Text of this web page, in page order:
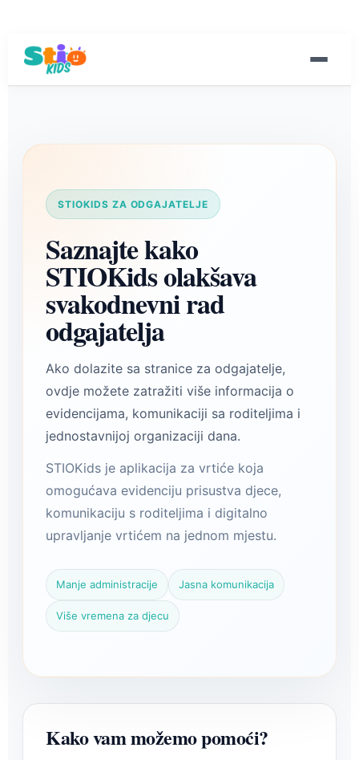
STIOKIDS ZA ODGAJATELJE
Saznajte kako
STIOKids olakšava
svakodnevni rad
odgajatelja
Ako dolazite sa stranice za odgajatelje,
ovdje možete zatražiti više informacija o
evidencijama, komunikaciji sa roditeljima i
jednostavnijoj organizaciji dana.
STIOKids je aplikacija za vrtiće koja
omogućava evidenciju prisustva djece,
komunikaciju s roditeljima i digitalno
upravljanje vrtićem na jednom mjestu.
Manje administracije Jasna komunikacija
Više vremena za djecu
Kako vam možemo pomoći?